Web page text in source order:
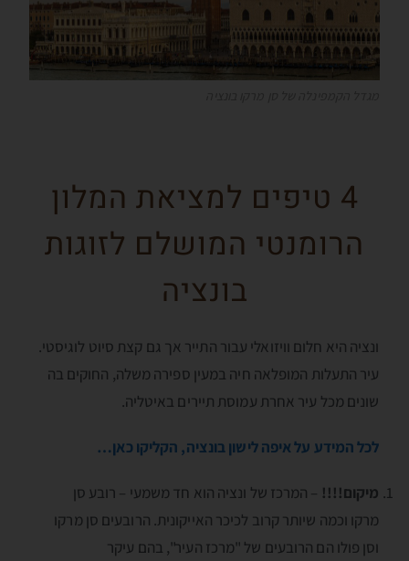
4 טיפים למציאת המלון
הרומנטי המושלם לזוגות
בונציה
ונציה היא חלום וויזואלי עבור התייר אך גם קצת סיוט לוגיסטי.
עיר התעלות המופלאה חיה במעין ספירה משלה, החוקים בה
שונים מכל עיר אחרת עמוסת תיירים באיטליה.
לכל המידע על איפה לישון בונציה, הקליקו כאן…
מיקום!!!! – המרכז של ונציה הוא חד משמעי – רובע סן
מרקו וכמה שיותר קרוב לכיכר האייקונית. הרובעים סן מרקו
וסן פולו הם הרובעים של "מרכז העיר", בהם עיקר